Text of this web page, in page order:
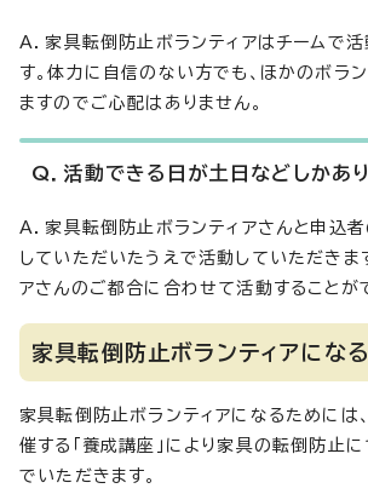
A．家具転倒防止ボランティアはチームで
す。体力に自信のない方でも、ほかのボラ
ますのでご心配はありません。
Q．活動できる日が土日などしかあ
A．家具転倒防止ボランティアさんと申込
していただいたうえで活動していただきま
アさんのご都合に合わせて活動することが
家具転倒防止ボランティアにな
家具転倒防止ボランティアになるためには
催する「養成講座」により家具の転倒防止
でいただきます。